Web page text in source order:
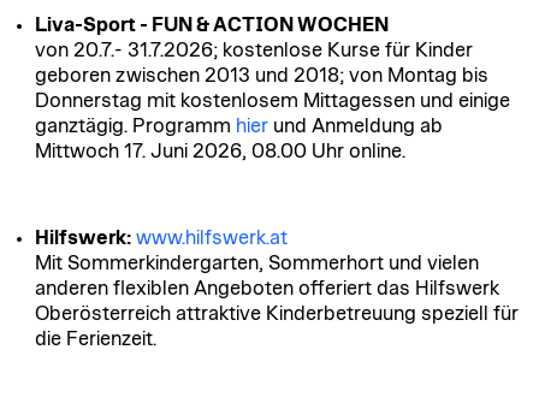
Liva-Sport - FUN & ACTION WOCHEN
von 20.7.- 31.7.2026; kostenlose Kurse für Kinder
geboren zwischen 2013 und 2018; von Montag bis
Donnerstag mit kostenlosem Mittagessen und einige
ganztägig. Programm hier und Anmeldung ab
Mittwoch 17. Juni 2026, 08.00 Uhr online.
Hilfswerk: www.hilfswerk.at
Mit Sommerkindergarten, Sommerhort und vielen
anderen flexiblen Angeboten offeriert das Hilfswerk
Oberösterreich attraktive Kinderbetreuung speziell für
die Ferienzeit.